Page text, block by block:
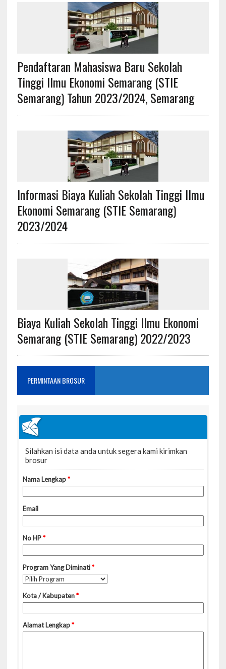
Pendaftaran Mahasiswa Baru Sekolah
Tinggi Ilmu Ekonomi Semarang (STIE
Semarang) Tahun 2023/2024, Semarang
Informasi Biaya Kuliah Sekolah Tinggi Ilmu
Ekonomi Semarang (STIE Semarang)
2023/2024
Biaya Kuliah Sekolah Tinggi Ilmu Ekonomi
Semarang (STIE Semarang) 2022/2023
PERMINTAAN BROSUR